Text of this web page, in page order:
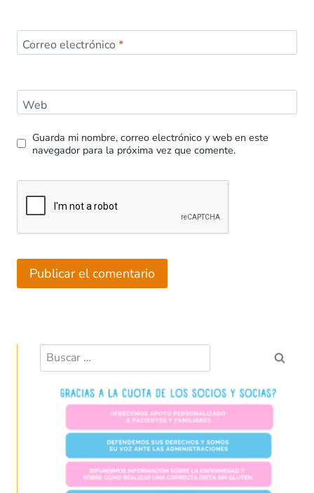
Correo electrónico *
Web
Guarda mi nombre, correo electrónico y web en este
navegador para la próxima vez que comente.